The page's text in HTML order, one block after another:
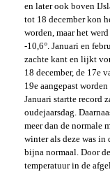
en later ook boven
tot 18 december kon
worden, maar het
-10,6°. Januari en
zachte kant en lijkt
18 december, de 17e
19e aangepast
Januari startte record
oudejaarsdag.
meer dan de normale
winter als deze was
bijna normaal. Door
temperatuur in de